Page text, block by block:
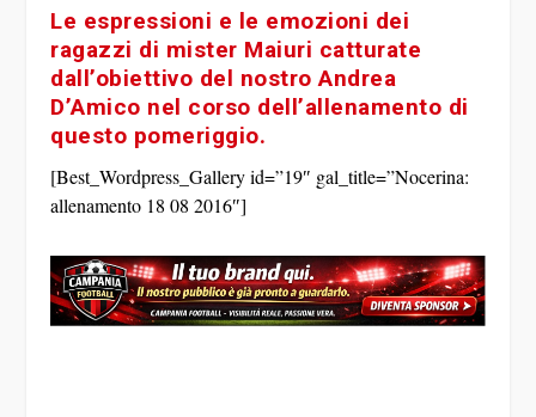
Le espressioni e le emozioni dei
ragazzi di mister Maiuri catturate
dall’obiettivo del nostro Andrea
D’Amico nel corso dell’allenamento di
questo pomeriggio.
[Best_Wordpress_Gallery id=”19″ gal_title=”Nocerina:
allenamento 18 08 2016″]